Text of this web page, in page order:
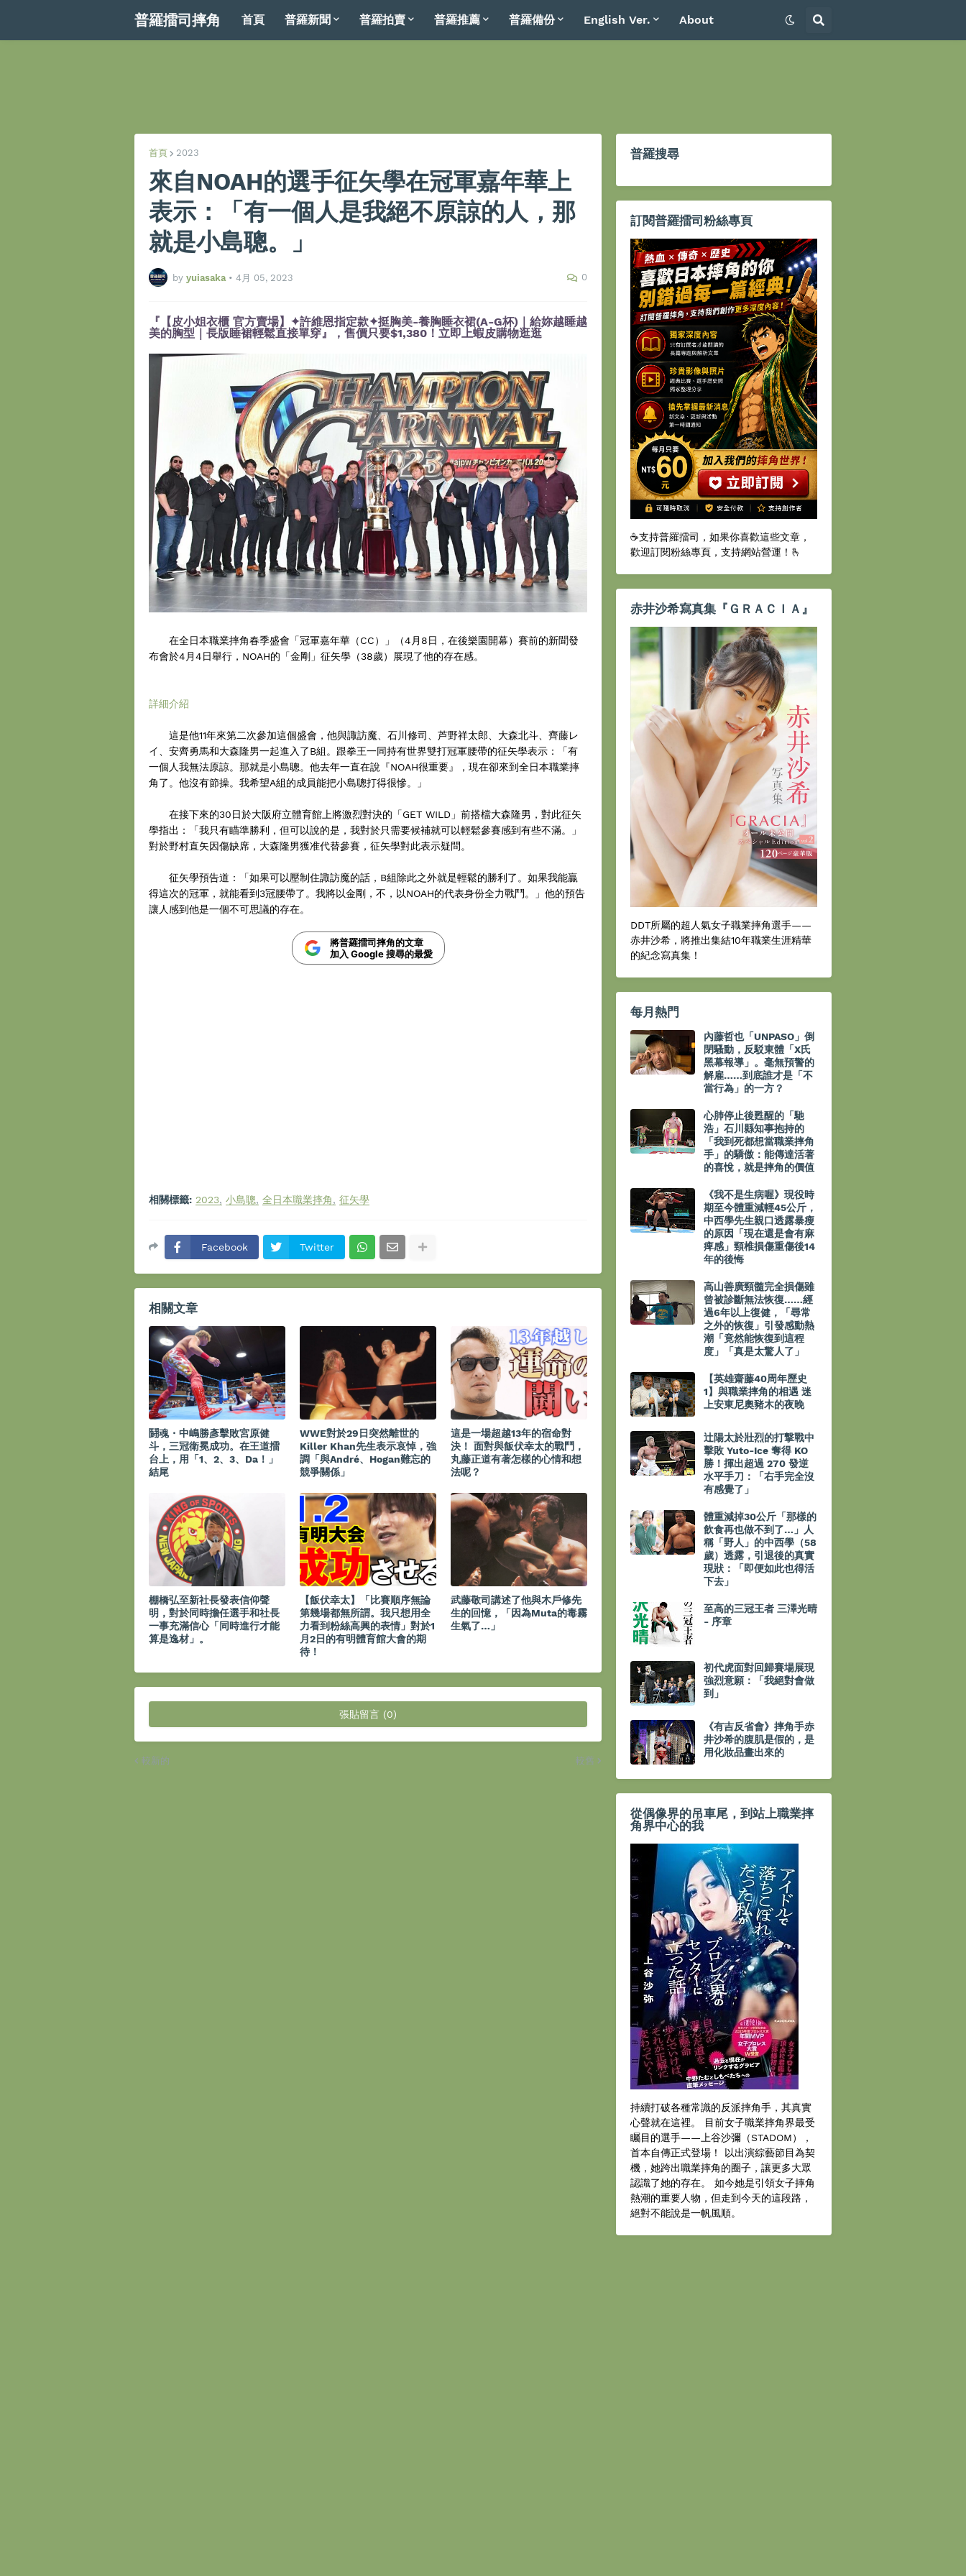
普羅擂司摔角 首頁 普羅新聞 普羅拍賣 普羅推薦 普羅備份 English Ver. About
首頁 2023
來自NOAH的選手征矢學在冠軍嘉年華上
表示：「有一個人是我絕不原諒的人，那
就是小島聰。」
by yuiasaka • 4月 05, 2023 0
『【皮小姐衣櫃 官方賣場】✦許維恩指定款✦挺胸美-養胸睡衣裙(A-G杯)｜給妳越睡越
美的胸型｜長版睡裙輕鬆直接單穿』，售價只要$1,380！立即上蝦皮購物逛逛
在全日本職業摔角春季盛會「冠軍嘉年華（CC）」（4月8日，在後樂園開幕）賽前的新聞發
布會於4月4日舉行，NOAH的「金剛」征矢學（38歲）展現了他的存在感。
詳細介紹
這是他11年來第二次參加這個盛會，他與諏訪魔、石川修司、芦野祥太郎、大森北斗、齊藤レ
イ、安齊勇馬和大森隆男一起進入了B組。跟拳王一同持有世界雙打冠軍腰帶的征矢學表示：「有
一個人我無法原諒。那就是小島聰。他去年一直在說『NOAH很重要』，現在卻來到全日本職業摔
角了。他沒有節操。我希望A組的成員能把小島聰打得很慘。」
在接下來的30日於大阪府立體育館上將激烈對決的「GET WILD」前搭檔大森隆男，對此征矢
學指出：「我只有瞄準勝利，但可以說的是，我對於只需要候補就可以輕鬆參賽感到有些不滿。」
對於野村直矢因傷缺席，大森隆男獲准代替參賽，征矢學對此表示疑問。
征矢學預告道：「如果可以壓制住諏訪魔的話，B組除此之外就是輕鬆的勝利了。如果我能贏
得這次的冠軍，就能看到3冠腰帶了。我將以金剛，不，以NOAH的代表身份全力戰鬥。」他的預告
讓人感到他是一個不可思議的存在。
將普羅擂司摔角的文章
加入 Google 搜尋的最愛
相關標籤: 2023 小島聰 全日本職業摔角 征矢學
Facebook Twitter
相關文章
鬪魂・中嶋勝彥擊敗宮原健
斗，三冠衛冕成功。在王道擂
台上，用「1、2、3、Da！」
結尾
WWE對於29日突然離世的
Killer Khan先生表示哀悼，強
調「與André、Hogan難忘的
競爭關係」
這是一場超越13年的宿命對
決！ 面對與飯伏幸太的戰鬥，
丸藤正道有著怎樣的心情和想
法呢？
棚橋弘至新社長發表信仰聲
明，對於同時擔任選手和社長
一事充滿信心「同時進行才能
算是逸材」。
【飯伏幸太】「比賽順序無論
第幾場都無所謂。我只想用全
力看到粉絲高興的表情」對於1
月2日的有明體育館大會的期
待！
武藤敬司講述了他與木戶修先
生的回憶，「因為Muta的毒霧
生氣了…」
張貼留言 (0)
較新的 較舊
普羅搜尋
訂閱普羅擂司粉絲專頁
☕️支持普羅擂司，如果你喜歡這些文章，
歡迎訂閱粉絲專頁，支持網站營運！🫰
赤井沙希寫真集『ＧＲＡＣＩＡ』
DDT所屬的超人氣女子職業摔角選手——
赤井沙希，將推出集結10年職業生涯精華
的紀念寫真集！
每月熱門
內藤哲也「UNPASO」倒
閉騷動，反駁東體「X氏
黑幕報導」。毫無預警的
解雇……到底誰才是「不
當行為」的一方？
心肺停止後甦醒的「馳
浩」石川縣知事抱持的
「我到死都想當職業摔角
手」的驕傲：能傳達活著
的喜悅，就是摔角的價值
《我不是生病喔》現役時
期至今體重減輕45公斤，
中西學先生親口透露暴瘦
的原因「現在還是會有麻
痺感」頸椎損傷重傷後14
年的後悔
高山善廣頸髓完全損傷雖
曾被診斷無法恢復……經
過6年以上復健，「尋常
之外的恢復」引發感動熱
潮「竟然能恢復到這程
度」「真是太驚人了」
【英雄齋藤40周年歷史
1】與職業摔角的相遇 迷
上安東尼奧豬木的夜晚
辻陽太於壯烈的打撃戰中
擊敗 Yuto-Ice 奪得 KO
勝！揮出超過 270 發逆
水平手刀：「右手完全沒
有感覺了」
體重減掉30公斤「那樣的
飲食再也做不到了…」人
稱「野人」的中西學（58
歲）透露，引退後的真實
現狀：「即便如此也得活
下去」
至高的三冠王者 三澤光晴
- 序章
初代虎面對回歸賽場展現
強烈意願：「我絕對會做
到」
《有吉反省會》摔角手赤
井沙希的腹肌是假的，是
用化妝品畫出來的
從偶像界的吊車尾，到站上職業摔
角界中心的我
持續打破各種常識的反派摔角手，其真實
心聲就在這裡。 目前女子職業摔角界最受
矚目的選手——上谷沙彌（STADOM），
首本自傳正式登場！ 以出演綜藝節目為契
機，她跨出職業摔角的圈子，讓更多大眾
認識了她的存在。 如今她是引領女子摔角
熱潮的重要人物，但走到今天的這段路，
絕對不能說是一帆風順。